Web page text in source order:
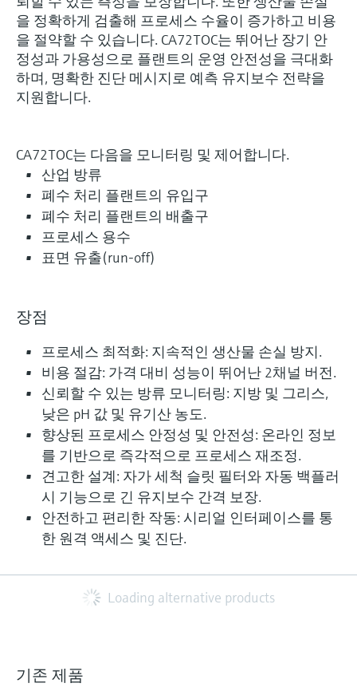
을 정확하게 검출해 프로세스 수율이 증가하고 비용
을 절약할 수 있습니다. CA72TOC는 뛰어난 장기 안
정성과 가용성으로 플랜트의 운영 안전성을 극대화
하며, 명확한 진단 메시지로 예측 유지보수 전략을
지원합니다.
CA72TOC는 다음을 모니터링 및 제어합니다.
산업 방류
폐수 처리 플랜트의 유입구
폐수 처리 플랜트의 배출구
프로세스 용수
표면 유출(run-off)
장점
프로세스 최적화: 지속적인 생산물 손실 방지.
비용 절감: 가격 대비 성능이 뛰어난 2채널 버전.
신뢰할 수 있는 방류 모니터링: 지방 및 그리스,
낮은 pH 값 및 유기산 농도.
향상된 프로세스 안정성 및 안전성: 온라인 정보
를 기반으로 즉각적으로 프로세스 재조정.
견고한 설계: 자가 세척 슬릿 필터와 자동 백플러
시 기능으로 긴 유지보수 간격 보장.
안전하고 편리한 작동: 시리얼 인터페이스를 통
한 원격 액세스 및 진단.
Loading alternative products
기존 제품